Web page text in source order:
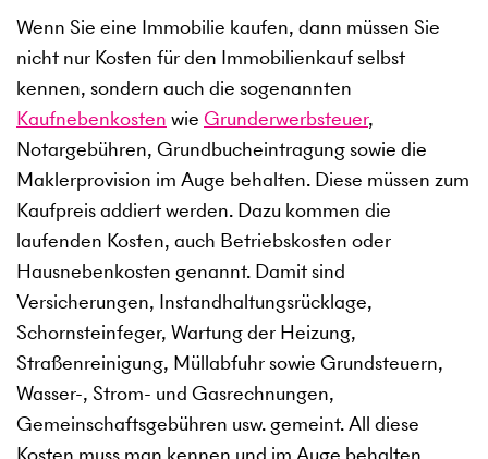
Wenn Sie eine Immobilie kaufen, dann müssen Sie
nicht nur Kosten für den Immobilienkauf selbst
kennen, sondern auch die sogenannten
Kaufnebenkosten wie Grunderwerbsteuer,
Notargebühren, Grundbucheintragung sowie die
Maklerprovision im Auge behalten. Diese müssen zum
Kaufpreis addiert werden. Dazu kommen die
laufenden Kosten, auch Betriebskosten oder
Hausnebenkosten genannt. Damit sind
Versicherungen, Instandhaltungsrücklage,
Schornsteinfeger, Wartung der Heizung,
Straßenreinigung, Müllabfuhr sowie Grundsteuern,
Wasser-, Strom- und Gasrechnungen,
Gemeinschaftsgebühren usw. gemeint. All diese